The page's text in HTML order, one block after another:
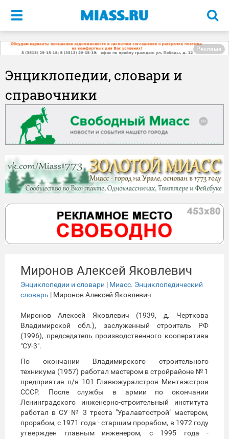
Меню
Реклама
Энциклопедии, словари и
справочники
Миронов Алексей Яковлевич
Энциклопедии и словари | Миасс. Энциклопедический
словарь | Миронов Алексей Яковлевич
Миронов Алексей Яковлевич (1939, д. Черткова
Владимирской обл.), заслуженный строитель РФ
(1996), председатель производственного кооператива
"СУ-3".
По окончании Владимирского строительного
техникума (1957) работал мастером в стройрайоне № 1
предприятия п/я 101 Главюжуралстроя Минтяжстроя
СССР. После службы в армии по окончании
Ленинградского инженерно-строительный института
работал в СУ № 3 треста "Уралавтострой" мастером,
прорабом, с 1971 года - старшим прорабом, в 1972 году
утвержден главным инженером, с 1995 года -